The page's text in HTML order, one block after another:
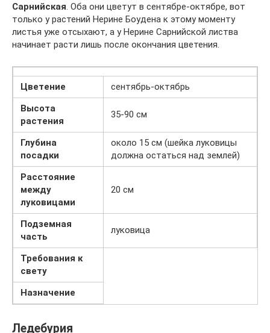
Сарнийская . Оба они цветут в сентябре-октябре, вот
только у растений Нерине Боудена к этому моменту
листья уже отсыхают, а у Нерине Сарнийской листва
начинает расти лишь после окончания цветения.
Цветение
сентябрь-октябрь
Высота
растения
35-90 см
Глубина
посадки
около 15 см (шейка луковицы
должна остаться над землей)
Расстояние
между
луковицами
20 см
Подземная
часть
луковица
Требования к
свету
Назначение
Ледебурия